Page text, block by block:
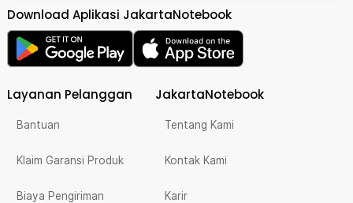
Download Aplikasi JakartaNotebook
Layanan Pelanggan
Bantuan
Klaim Garansi Produk
Biaya Pengiriman
JakartaNotebook
Tentang Kami
Kontak Kami
Karir